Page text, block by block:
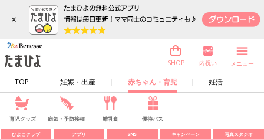
×
TOP 妊娠・出産 赤ちゃん・育児 妊活
SHOP 内祝い メニュー
育児グッズ 病気・予防接種 離乳食 優待パス
ひよこクラブ アプリ SNS キャンペーン 写真スタジオ